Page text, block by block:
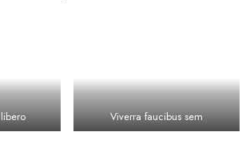
Viverra faucibus sem